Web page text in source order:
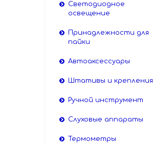
Светодиодное
освещение
Принадлежности для
пайки
Автоаксессуары
Штативы и крепления
Ручной инструмент
Слуховые аппараты
Термометры